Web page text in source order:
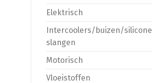
Elektrisch
Intercoolers/buizen/silicone
slangen
Motorisch
Vloeistoffen